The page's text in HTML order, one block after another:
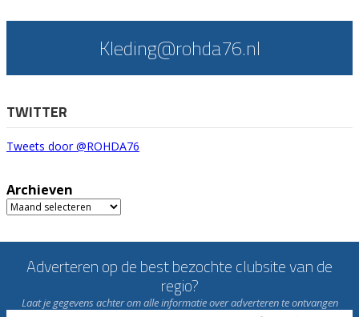
Kleding@rohda76.nl
TWITTER
Tweets door @ROHDA76
Archieven
Archieven
Adverteren op de best bezochte clubsite van de
regio?
Laat je gegevens achter om alle informatie over adverteren te ontvangen